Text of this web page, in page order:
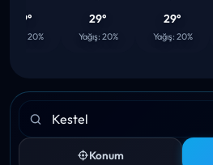
20%
29°
Yağış: 20%
29°
Yağış: 20%
Konum